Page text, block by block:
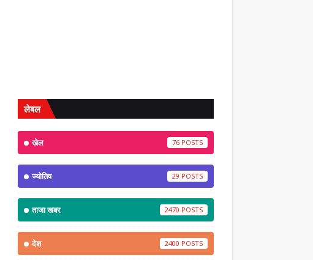
लेबल
खेल 76
ज्योतिष 29
ताजा खबर 2470
देश 2400